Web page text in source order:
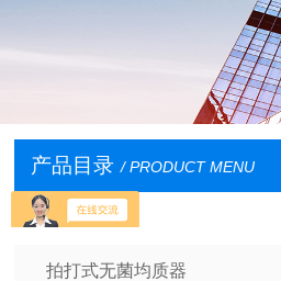
产品目录 / PRODUCT MENU
样品处理设备
拍打式无菌均质器